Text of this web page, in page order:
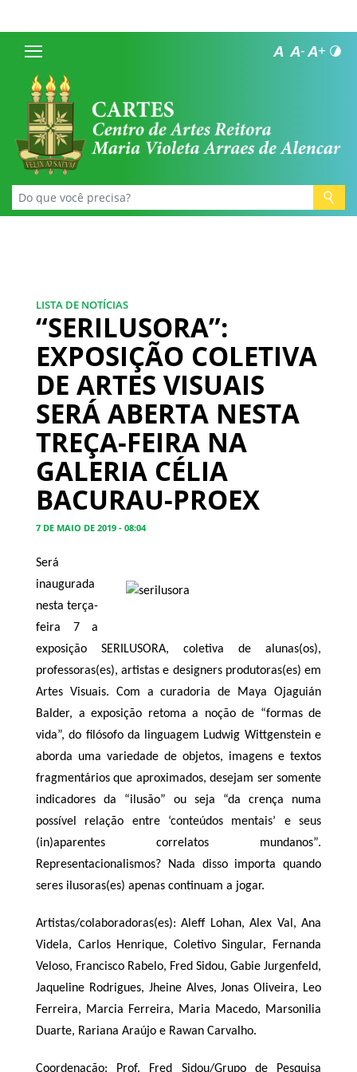
LISTA DE NOTÍCIAS
“SERILUSORA”:
EXPOSIÇÃO COLETIVA
DE ARTES VISUAIS
SERÁ ABERTA NESTA
TREÇA-FEIRA NA
GALERIA CÉLIA
BACURAU-PROEX
7 DE MAIO DE 2019 - 08:04
Será
inaugurada
nesta terça-
feira 7 a
exposição SERILUSORA, coletiva de alunas(os),
professoras(es), artistas e designers produtoras(es) em
Artes Visuais. Com a curadoria de Maya Ojaguián
Balder, a exposição retoma a noção de “formas de
vida”, do filósofo da linguagem Ludwig Wittgenstein e
aborda uma variedade de objetos, imagens e textos
fragmentários que aproximados, desejam ser somente
indicadores da “ilusão” ou seja “da crença numa
possível relação entre ‘conteúdos mentais’ e seus
(in)aparentes correlatos mundanos”.
Representacionalismos? Nada disso importa quando
seres ilusoras(es) apenas continuam a jogar.
Artistas/colaboradoras(es): Aleff Lohan, Alex Val, Ana
Videla, Carlos Henrique, Coletivo Singular, Fernanda
Veloso, Francisco Rabelo, Fred Sidou, Gabie Jurgenfeld,
Jaqueline Rodrigues, Jheine Alves, Jonas Oliveira, Leo
Ferreira, Marcia Ferreira, Maria Macedo, Marsonilia
Duarte, Rariana Araújo e Rawan Carvalho.
Coordenação: Prof. Fred Sidou/Grupo de Pesquisa